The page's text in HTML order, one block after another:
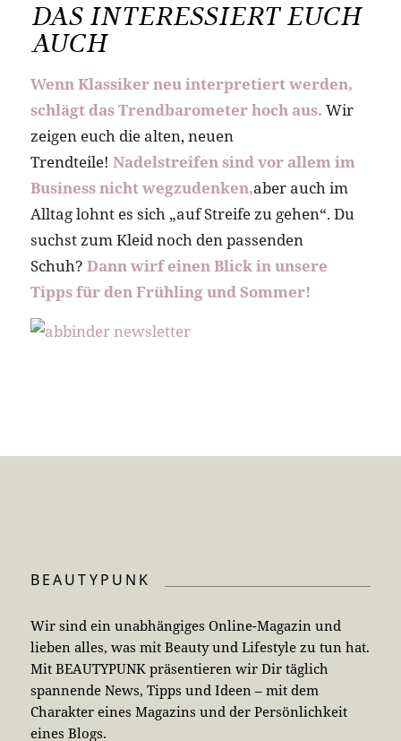
DAS INTERESSIERT EUCH
AUCH
Wenn Klassiker neu interpretiert werden,
schlägt das Trendbarometer hoch aus. Wir
zeigen euch die alten, neuen
Trendteile! Nadelstreifen sind vor allem im
Business nicht wegzudenken,aber auch im
Alltag lohnt es sich „auf Streife zu gehen“. Du
suchst zum Kleid noch den passenden
Schuh? Dann wirf einen Blick in unsere
Tipps für den Frühling und Sommer!
BEAUTYPUNK
Wir sind ein unabhängiges Online-Magazin und
lieben alles, was mit Beauty und Lifestyle zu tun hat.
Mit BEAUTYPUNK präsentieren wir Dir täglich
spannende News, Tipps und Ideen – mit dem
Charakter eines Magazins und der Persönlichkeit
eines Blogs.